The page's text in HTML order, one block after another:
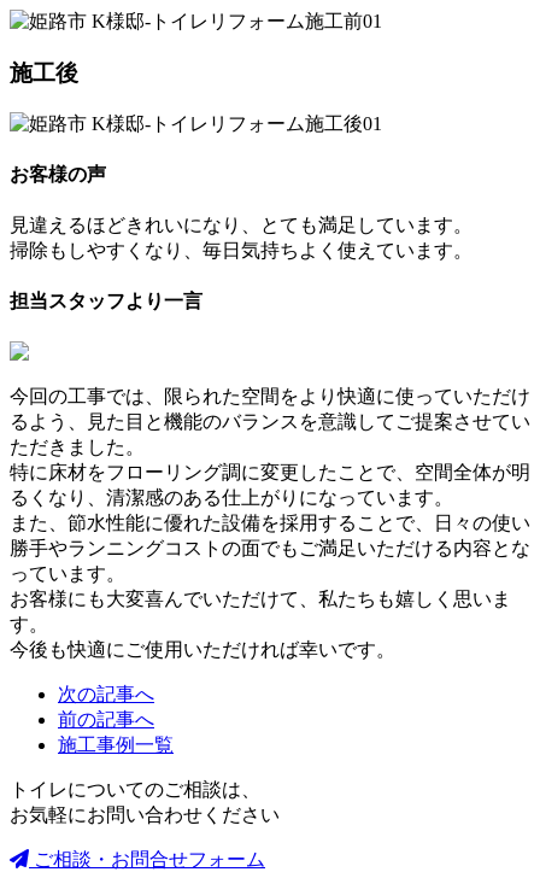
施工後
お客様の声
見違えるほどきれいになり、とても満足しています。
掃除もしやすくなり、毎日気持ちよく使えています。
担当スタッフより一言
今回の工事では、限られた空間をより快適に使っていただけ
るよう、見た目と機能のバランスを意識してご提案させてい
ただきました。
特に床材をフローリング調に変更したことで、空間全体が明
るくなり、清潔感のある仕上がりになっています。
また、節水性能に優れた設備を採用することで、日々の使い
勝手やランニングコストの面でもご満足いただける内容とな
っています。
お客様にも大変喜んでいただけて、私たちも嬉しく思いま
す。
今後も快適にご使用いただければ幸いです。
次の記事へ
前の記事へ
施工事例一覧
トイレについてのご相談は、
お気軽にお問い合わせください
ご相談・お問合せフォーム